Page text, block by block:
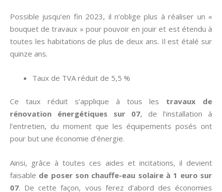
Possible jusqu’en fin 2023, il n’oblige plus à réaliser un «
bouquet de travaux » pour pouvoir en jouir et est étendu à
toutes les habitations de plus de deux ans. Il est étalé sur
quinze ans.
Taux de TVA réduit de 5,5 %
Ce taux réduit s’applique à tous les travaux de
rénovation énergétiques sur 07, de l’installation à
l’entretien, du moment que les équipements posés ont
pour but une économie d’énergie.
Ainsi, grâce à toutes ces aides et incitations, il devient
faisable de poser son chauffe-eau solaire à 1 euro sur
07. De cette façon, vous ferez d’abord des économies